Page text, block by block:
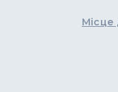
Місце